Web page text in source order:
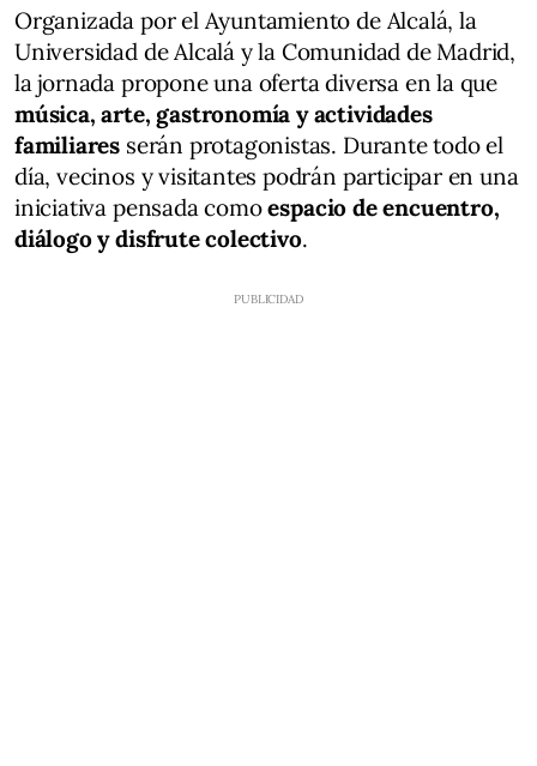
Organizada por el Ayuntamiento de Alcalá, la
Universidad de Alcalá y la Comunidad de Madrid,
la jornada propone una oferta diversa en la que
música, arte, gastronomía y actividades
familiares serán protagonistas. Durante todo el
día, vecinos y visitantes podrán participar en una
iniciativa pensada comoespacio de encuentro,
diálogo y disfrute colectivo.